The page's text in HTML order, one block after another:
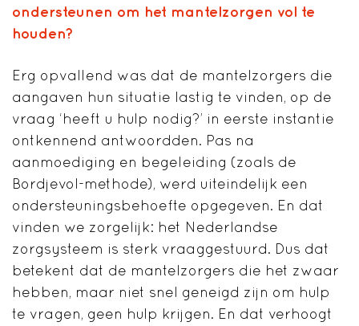
ondersteunen om het mantelzorgen vol te
houden?
Erg opvallend was dat de mantelzorgers die
aangaven hun situatie lastig te vinden, op de
vraag ‘heeft u hulp nodig?’ in eerste instantie
ontkennend antwoordden. Pas na
aanmoediging en begeleiding (zoals de
Bordjevol-methode), werd uiteindelijk een
ondersteuningsbehoefte opgegeven. En dat
vinden we zorgelijk: het Nederlandse
zorgsysteem is sterk vraaggestuurd. Dus dat
betekent dat de mantelzorgers die het zwaar
hebben, maar niet snel geneigd zijn om hulp
te vragen, geen hulp krijgen. En dat verhoogt